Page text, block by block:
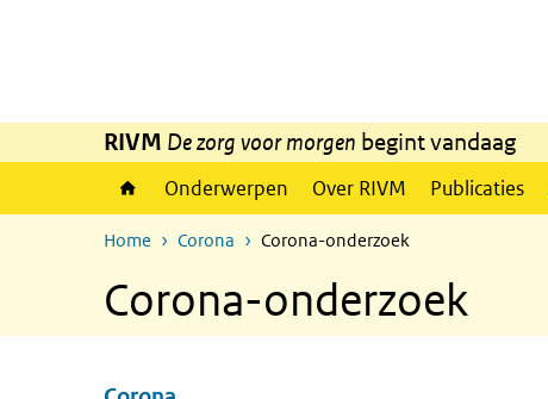
RIVM De zorg voor morgen begint vandaag
Onderwerpen Over RIVM Publicaties
Home Corona Corona-onderzoek
Corona-onderzoek